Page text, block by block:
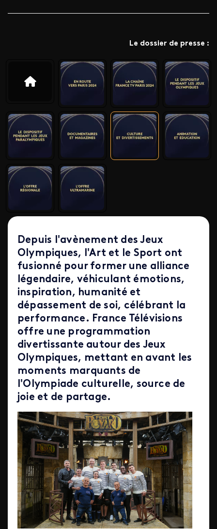
Le dossier de presse :
Depuis l'avènement des Jeux
Olympiques, l'Art et le Sport ont
fusionné pour former une alliance
légendaire, véhiculant émotions,
inspiration, humanité et
dépassement de soi, célébrant la
performance. France Télévisions
offre une programmation
divertissante autour des Jeux
Olympiques, mettant en avant les
moments marquants de
l'Olympiade culturelle, source de
joie et de partage.